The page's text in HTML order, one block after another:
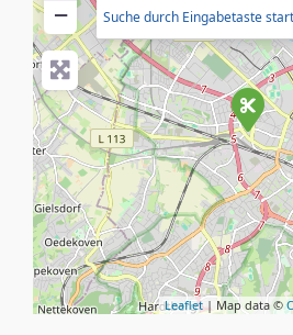
−
Suche durch Eingabetaste
Leaflet| Map data ©